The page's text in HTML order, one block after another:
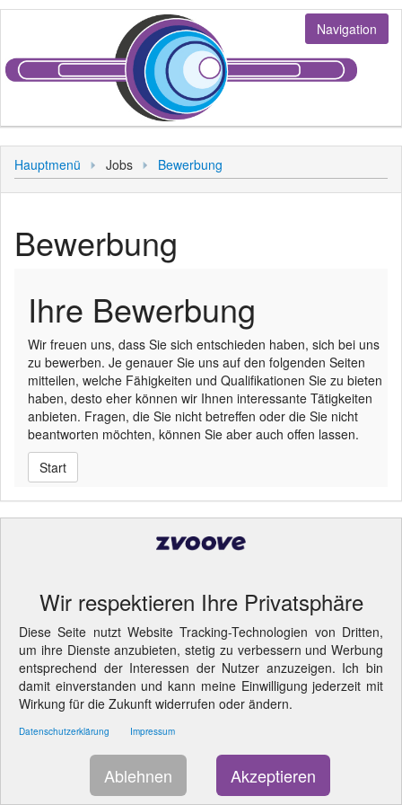
Navigation
Jobs
Stellenangebote
Login
Kunde
Personal
Hauptmenü
Hauptmenü Jobs Bewerbung
Bewerbung
Ihre Bewerbung
Wir freuen uns, dass Sie sich entschieden haben, sich bei uns
zu bewerben. Je genauer Sie uns auf den folgenden Seiten
mitteilen, welche Fähigkeiten und Qualifikationen Sie zu bieten
haben, desto eher können wir Ihnen interessante Tätigkeiten
anbieten. Fragen, die Sie nicht betreffen oder die Sie nicht
beantworten möchten, können Sie aber auch offen lassen.
Start
LIZENZINFORMATION
Wir respektieren Ihre Privatsphäre
Diese Seite nutzt Website Tracking-Technologien von Dritten,
um ihre Dienste anzubieten, stetig zu verbessern und Werbung
entsprechend der Interessen der Nutzer anzuzeigen. Ich bin
damit einverstanden und kann meine Einwilligung jederzeit mit
Wirkung für die Zukunft widerrufen oder ändern.
Datenschutzerklärung Impressum
Ablehnen Akzeptieren